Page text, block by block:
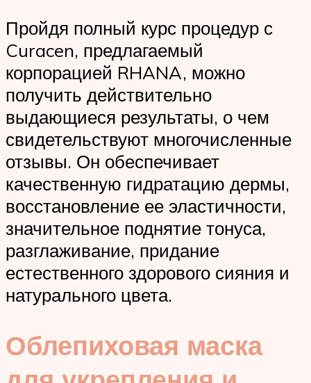
Пройдя полный курс процедур с
Curacen, предлагаемый
корпорацией RHANA, можно
получить действительно
выдающиеся результаты, о чем
свидетельствуют многочисленные
отзывы. Он обеспечивает
качественную гидратацию дермы,
восстановление ее эластичности,
значительное поднятие тонуса,
разглаживание, придание
естественного здорового сияния и
натурального цвета.
Облепиховая маска